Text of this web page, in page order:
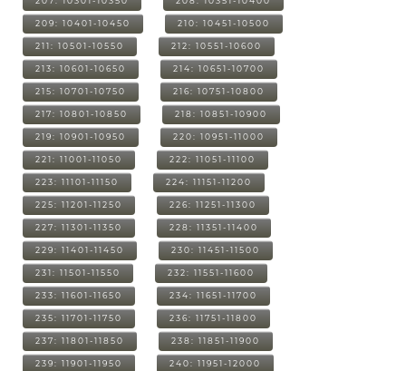
209: 10401-10450 210: 10451-10500
211: 10501-10550 212: 10551-10600
213: 10601-10650 214: 10651-10700
215: 10701-10750 216: 10751-10800
217: 10801-10850 218: 10851-10900
219: 10901-10950 220: 10951-11000
221: 11001-11050 222: 11051-11100
223: 11101-11150 224: 11151-11200
225: 11201-11250 226: 11251-11300
227: 11301-11350 228: 11351-11400
229: 11401-11450 230: 11451-11500
231: 11501-11550 232: 11551-11600
233: 11601-11650 234: 11651-11700
235: 11701-11750 236: 11751-11800
237: 11801-11850 238: 11851-11900
239: 11901-11950 240: 11951-12000